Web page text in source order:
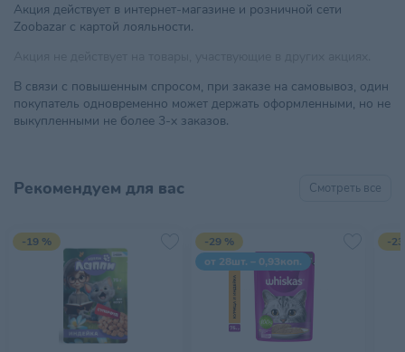
Акция действует в интернет-магазине и розничной сети
Zoobazar с картой лояльности.
В связи с повышенным спросом, при заказе на самовывоз, один
покупатель одновременно может держать оформленными, но не
выкупленными не более 3-х заказов.
Рекомендуем для вас Смотреть все
-19 %
-29 %
от 28шт. – 0,93коп.
-